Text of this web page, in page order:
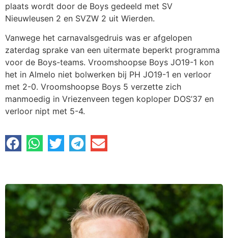
plaats wordt door de Boys gedeeld met SV
Nieuwleusen 2 en SVZW 2 uit Wierden.
Vanwege het carnavalsgedruis was er afgelopen
zaterdag sprake van een uitermate beperkt programma
voor de Boys-teams. Vroomshoopse Boys JO19-1 kon
het in Almelo niet bolwerken bij PH JO19-1 en verloor
met 2-0. Vroomshoopse Boys 5 verzette zich
manmoedig in Vriezenveen tegen koploper DOS’37 en
verloor nipt met 5-4.